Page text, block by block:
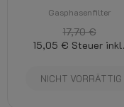
Gasphasenfilter
17,70 €
15,05 € Steuer inkl.
NICHT VORRÄTTIG